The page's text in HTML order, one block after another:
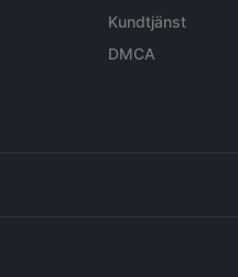
Kundtjänst
DMCA